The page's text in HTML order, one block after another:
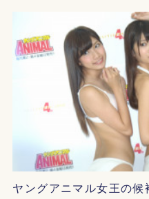
ヤングアニマル女王の